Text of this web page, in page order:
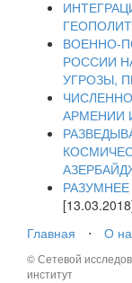
ВОЕННО-
РОССИИ
УГРОЗЫ,
АРМЕНИИ
Главная
⋅ О
© Сетевой
институт